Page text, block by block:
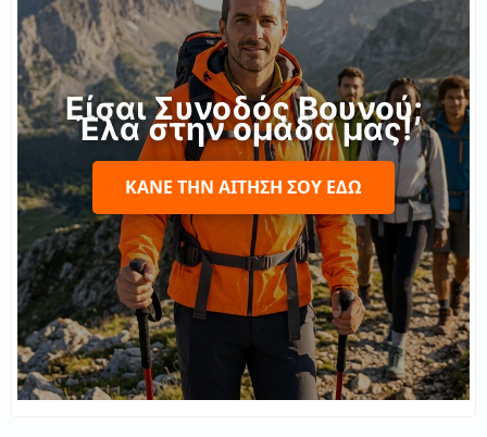
Είσαι Συνοδός Βουνού;
Έλα στην ομάδα μας!
ΚΆΝΕ ΤΗΝ ΑΊΤΗΣΉ ΣΟΥ ΕΔΏ